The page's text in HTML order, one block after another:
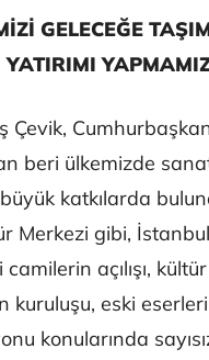
GELECEĞE
YATIRIMI
Çevik,
beri ülkemizde
katkılarda
Merkezi gibi,
açılışı, kültür
kuruluşu, eski
konularında